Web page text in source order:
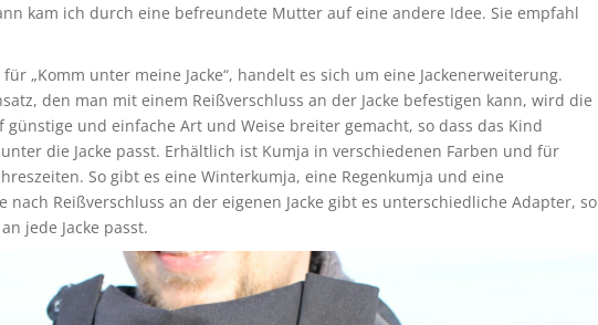
kam ich durch eine befreundete Mutter auf eine andere Idee. Sie empfahl
„Komm unter meine Jacke“, handelt es sich um eine Jackenerweiterung.
den man mit einem Reißverschluss an der Jacke befestigen kann, wird die
günstige und einfache Art und Weise breiter gemacht, so dass das Kind
die Jacke passt. Erhältlich ist Kumja in verschiedenen Farben und für
So gibt es eine Winterkumja, eine Regenkumja und eine
nach Reißverschluss an der eigenen Jacke gibt es unterschiedliche Adapter, so
jede Jacke passt.